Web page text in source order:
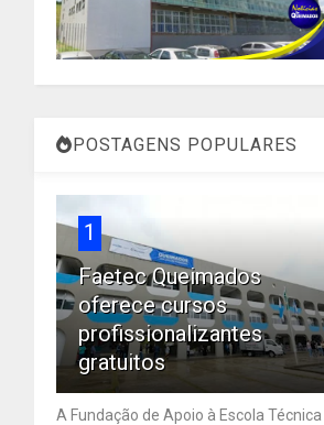
POSTAGENS POPULARES
1
Faetec Queimados
oferece cursos
profissionalizantes
gratuitos
A Fundação de Apoio à Escola Técnica